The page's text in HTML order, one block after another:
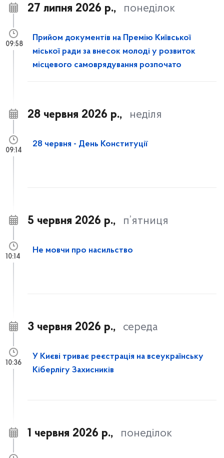
27 липня 2026 р., понеділок
Прийом документів на Премію Київської
міської ради за внесок молоді у розвиток
місцевого самоврядування розпочато
09:58
28 червня 2026 р., неділя
28 червня - День Конституції
09:14
5 червня 2026 р., п’ятниця
Не мовчи про насильство
10:14
3 червня 2026 р., середа
У Києві триває реєстрація на всеукраїнську
Кіберлігу Захисників
10:36
1 червня 2026 р., понеділок